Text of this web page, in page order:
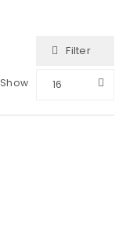
Filter
Show 16